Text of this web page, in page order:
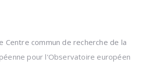
Centre commun de recherche de la
pour l'Observatoire européen